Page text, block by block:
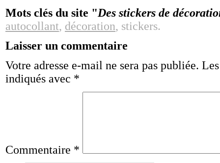
Mots clés du site "Des stickers de
autocollant, décoration, stickers.
Laisser un commentaire
Votre adresse e-mail ne sera pas publiée.
indiqués avec *
Commentaire *